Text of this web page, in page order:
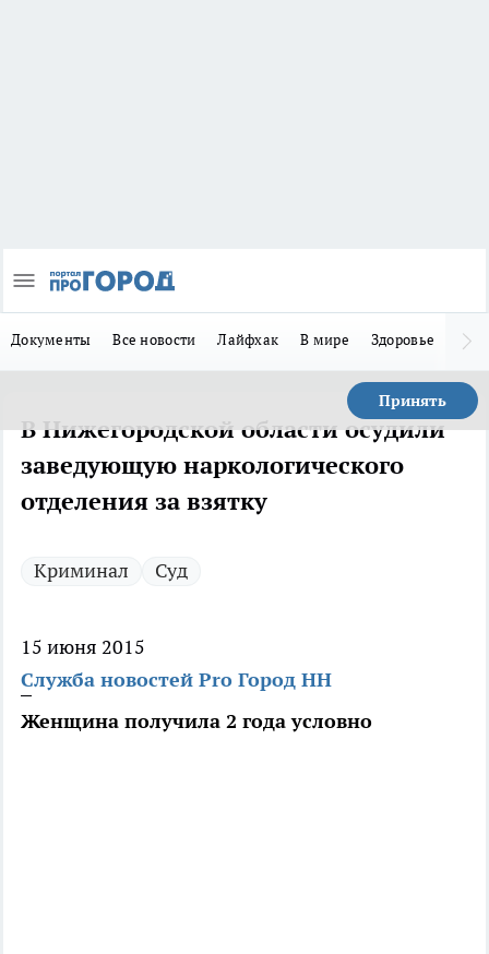
Документы Все новости Лайфхак В мире Здоровье
Принять
В Нижегородской области осудили
заведующую наркологического
отделения за взятку
Криминал Суд
15 июня 2015
Служба новостей Pro Город НН
Женщина получила 2 года условно